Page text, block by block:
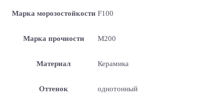
Марка морозостойкости F100
Марка прочности М200
Материал Керамика
Оттенок однотонный